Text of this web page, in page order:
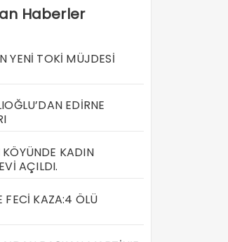
Haberler
YENİ TOKİ MÜJDESİ
EDİRNE
KÖYÜNDE KADIN
AÇILDI.
FECİ KAZA:4 ÖLÜ